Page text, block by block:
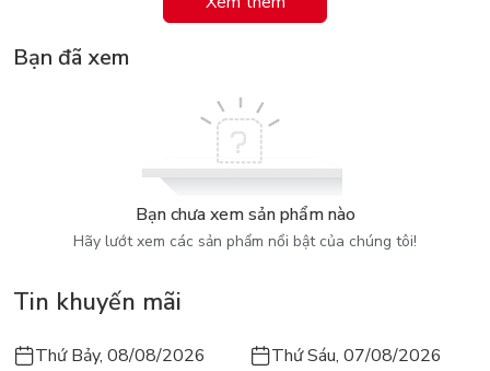
của bé… Từ đó, phát triển tình cảm tốt đẹp, gần gũi với thiên
nhiên, cuộc sống, nâng cao năng lực thẩm mỹ, nhận biết được
thần của bé mà còn bồi dưỡng tình cảm, khơi dậy tư duy hội
Bạn có thể hướng dẫn, động viên bé khi bé vẽ. Những tác
phẩm sau khi bé hoàn thành bạn nên cổ vũ, khen ngợi để bé
thêm hứng thú. Ngoài ra, bạn cũng nên lưu ý trong việc chọn
màu vẽ an toàn cho bé. Cuốn sách không chỉ phù hợp để bố
trong các trường mầm non, mẫu giáo.
Bạn đã xem
Bạn chưa xem sản phẩm nào
Hãy lướt xem các sản phẩm nổi bật của chúng tôi!
Tin khuyến mãi
Thứ Bảy, 08/08/2026 Thứ Sáu, 07/08/2026